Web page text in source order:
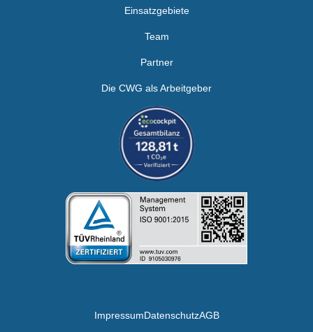
Einsatzgebiete
Team
Partner
Die CWG als Arbeitgeber
ImpressumDatenschutzAGB